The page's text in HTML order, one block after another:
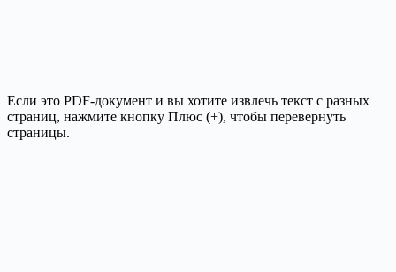
Если это PDF-документ и вы хотите извлечь текст с разных
страниц, нажмите кнопку Плюс (+), чтобы перевернуть
страницы.